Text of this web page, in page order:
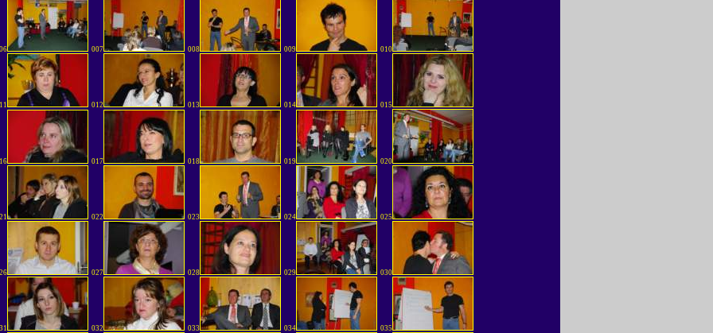
007 008 009 010
012 013 014 015
017 018 019 020
022 023 024 025
027 028 029 030
032 033 034 035